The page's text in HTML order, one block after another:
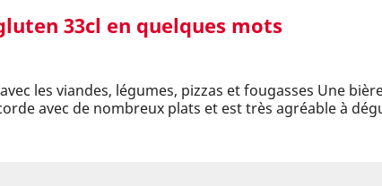
33cl en quelques mots
les viandes, légumes, pizzas et fougasses Une
avec de nombreux plats et est très agréable à